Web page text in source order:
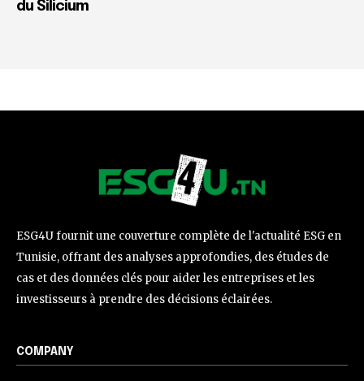
du Silicium
ESG4U fournit une couverture complète de l'actualité ESG en
Tunisie, offrant des analyses approfondies, des études de
cas et des données clés pour aider les entreprises et les
investisseurs à prendre des décisions éclairées.
COMPANY